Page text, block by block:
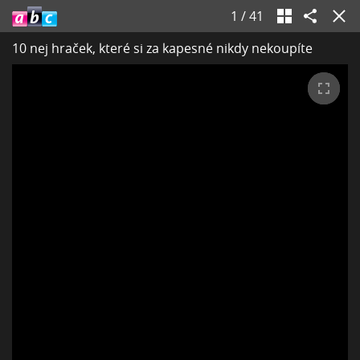
1 /41
10 nej hraček, které si za kapesné nikdy nekoupíte